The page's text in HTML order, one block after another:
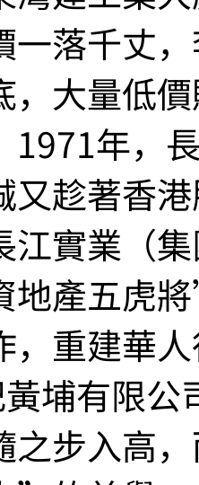
一落千丈
，大量低
1971年，
又趁著香
江實業（
產五虎
，重建華
埔有限公
之步入高